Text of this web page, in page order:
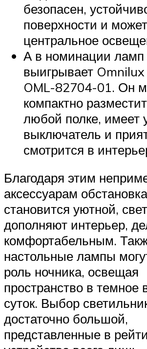
безопасен,
поверхности и
центральное
А в номинации ламп
выигрывает
OML-82704-01. Он
компактно
любой полке, имеет
выключатель и
смотрится в
Благодаря этим
аксессуарам
становится уютной,
дополняют интерьер,
комфортабельным.
настольные лампы
роль ночника, освещая
пространство в темное
суток. Выбор
достаточно большой,
представленные в